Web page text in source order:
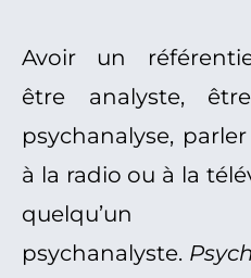
Avoir un
être analyste,
psychanalyse,
à la radio ou à la
psychanalyste.